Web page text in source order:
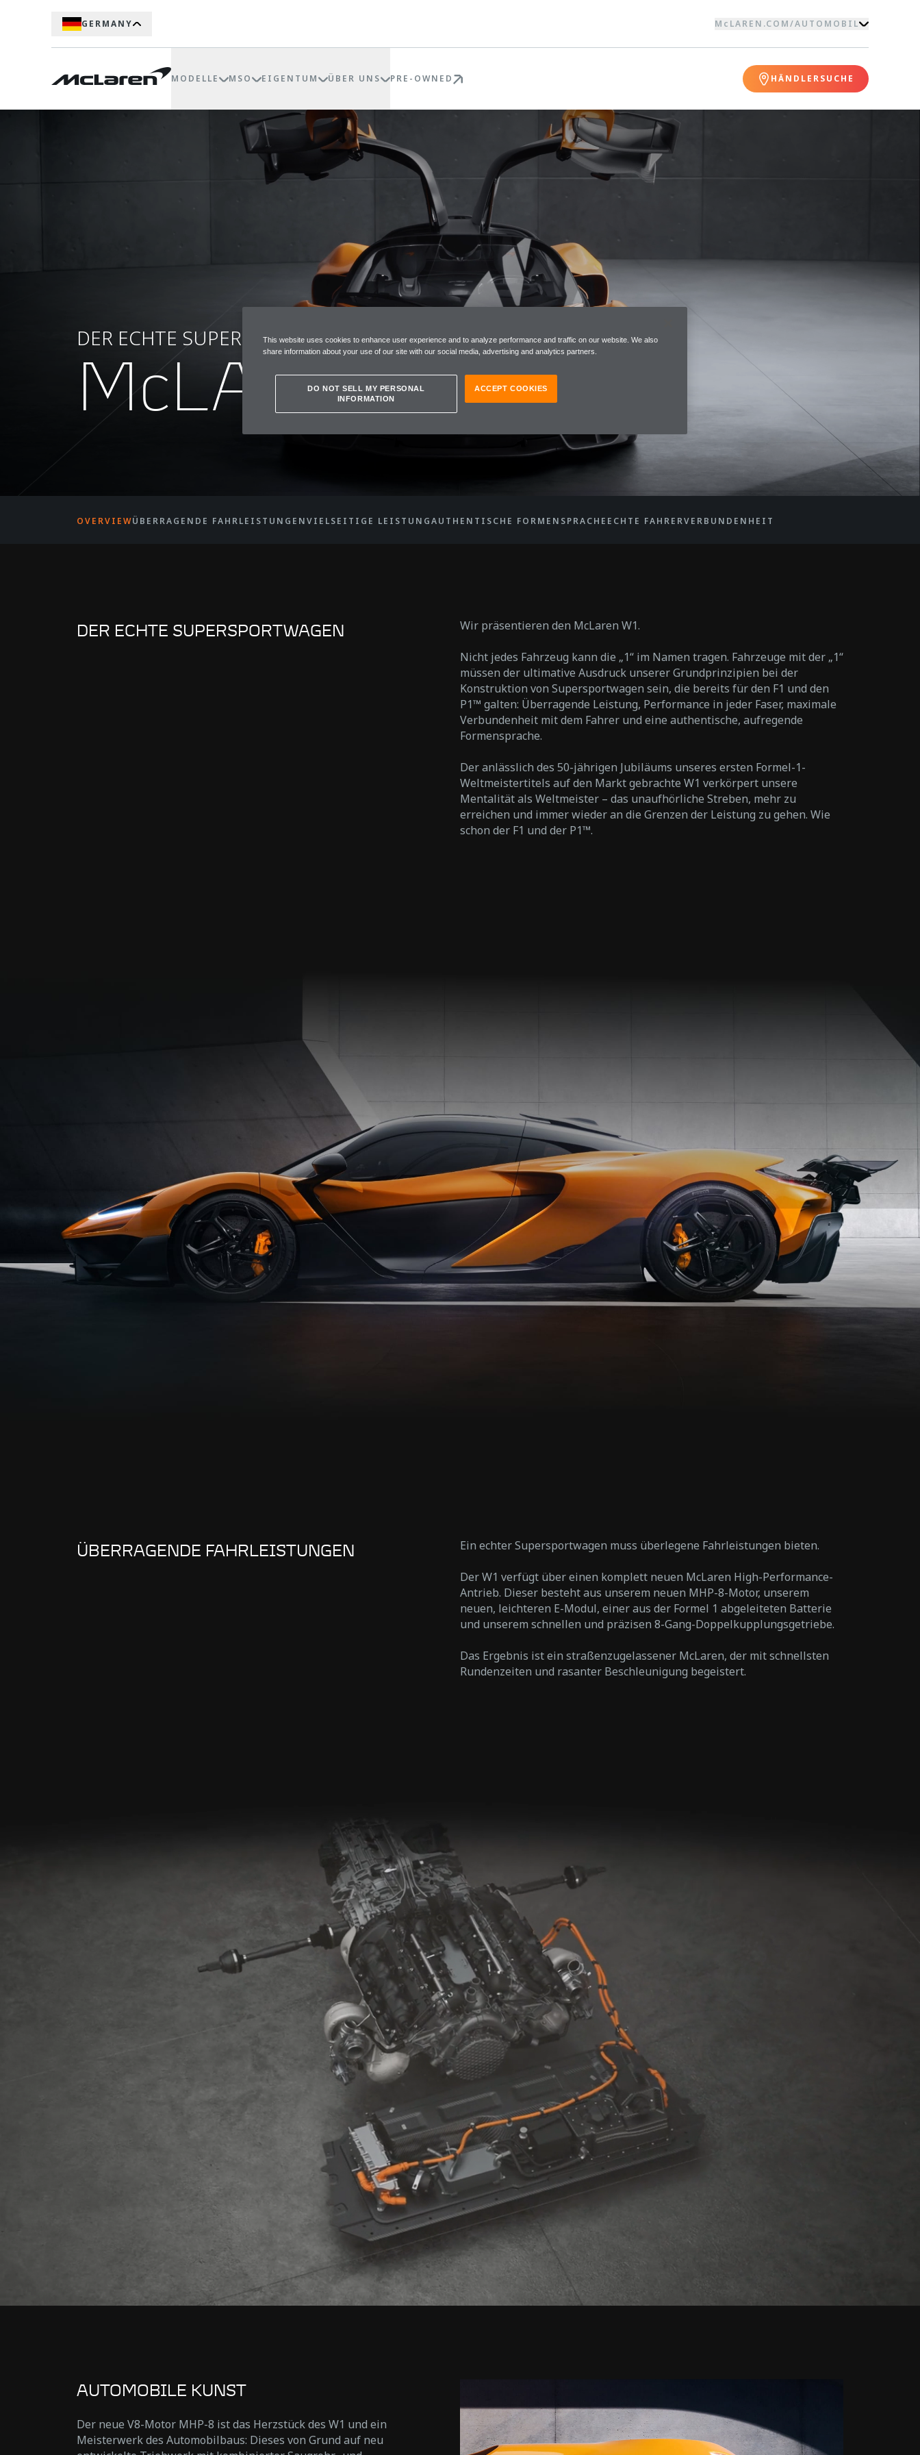
GERMANY McLAREN.COM/AUTOMOBIL
MODELLE MSO EIGENTUM ÜBER UNS PRE-OWNED HÄNDLERSUCHE
DER ECHTE SUPERSPORTWAGEN
McLAREN W1
OVERVIEWÜBERRAGENDE FAHRLEISTUNGENVIELSEITIGE LEISTUNGAUTHENTISCHE FORMENSPRACHE ECHTE FAHRERVERBUNDENHEIT
DER ECHTE SUPERSPORTWAGEN Wir präsentieren den McLaren W1.
Nicht jedes Fahrzeug kann die „1“ im Namen tragen. Fahrzeuge mit der „1“
müssen der ultimative Ausdruck unserer Grundprinzipien bei der
Konstruktion von Supersportwagen sein, die bereits für den F1 und den
P1™ galten: Überragende Leistung, Performance in jeder Faser, maximale
Verbundenheit mit dem Fahrer und eine authentische, aufregende
Formensprache.
Der anlässlich des 50-jährigen Jubiläums unseres ersten Formel-1-
Weltmeistertitels auf den Markt gebrachte W1 verkörpert unsere
Mentalität als Weltmeister – das unaufhörliche Streben, mehr zu
erreichen und immer wieder an die Grenzen der Leistung zu gehen. Wie
schon der F1 und der P1™.
ÜBERRAGENDE FAHRLEISTUNGEN Ein echter Supersportwagen muss überlegene Fahrleistungen bieten.
Der W1 verfügt über einen komplett neuen McLaren High-Performance-
Antrieb. Dieser besteht aus unserem neuen MHP-8-Motor, unserem
neuen, leichteren E-Modul, einer aus der Formel 1 abgeleiteten Batterie
und unserem schnellen und präzisen 8-Gang-Doppelkupplungsgetriebe.
Das Ergebnis ist ein straßenzugelassener McLaren, der mit schnellsten
Rundenzeiten und rasanter Beschleunigung begeistert.
AUTOMOBILE KUNST
Der neue V8-Motor MHP-8 ist das Herzstück des W1 und ein
Meisterwerk des Automobilbaus: Dieses von Grund auf neu
This website uses cookies to enhance user experience and to analyze performance and traffic on our website. We also
share information about your use of our site with our social media, advertising and analytics partners.
DO NOT SELL MY PERSONAL
INFORMATION
ACCEPT COOKIES